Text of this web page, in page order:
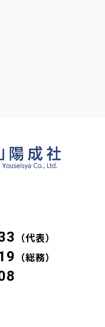
（代表）
（総務）